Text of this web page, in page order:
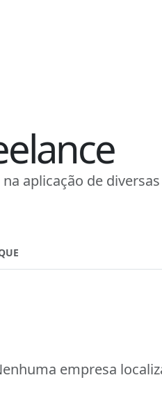
aplicação de
empresa